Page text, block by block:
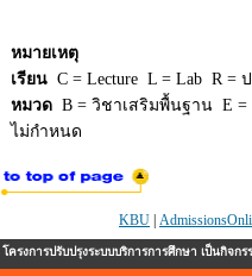
หมายเหตุ
เรียน C = Lecture L = Lab R =
หมวด B = วิชาเสริมพื้นฐาน E
ไม่กำหนด
KBU
โครงการปรับปรุงระบบบริการการศึกษา เป็นกิ